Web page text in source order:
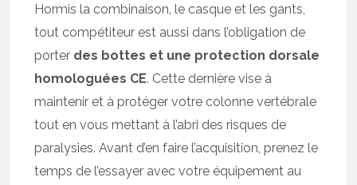
Hormis la combinaison, le casque et les gants,
tout compétiteur est aussi dans l’obligation de
porter des bottes et une protection dorsale
homologuées CE. Cette dernière vise à
maintenir et à protéger votre colonne vertébrale
tout en vous mettant à l’abri des risques de
paralysies. Avant d’en faire l’acquisition, prenez le
temps de l’essayer avec votre équipement au